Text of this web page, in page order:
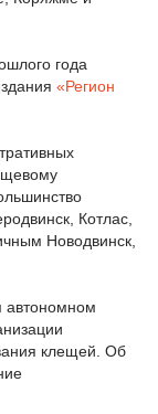
года
«Регион
Котлас,
Новодвинск,
автономном
клещей. Об